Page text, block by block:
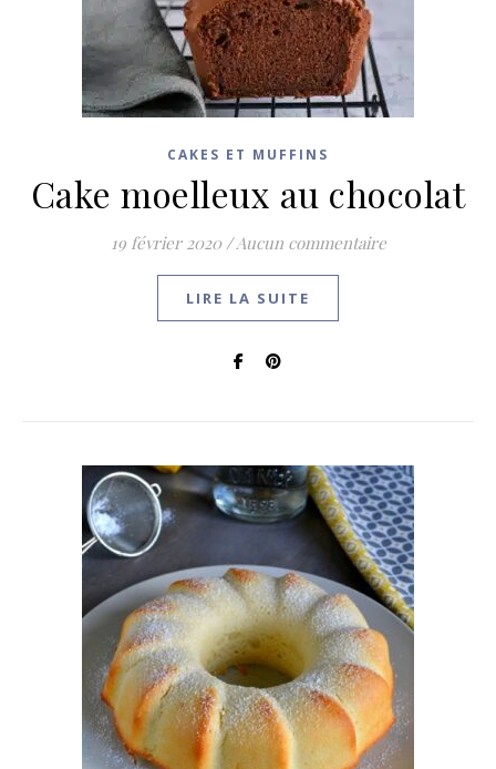
CAKES ET MUFFINS
Cake moelleux au chocolat
19 février 2020 /Aucun commentaire
LIRE LA SUITE